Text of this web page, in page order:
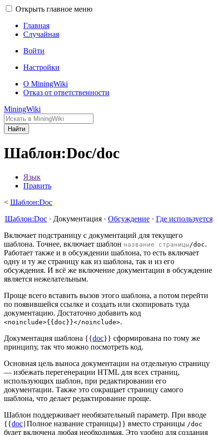
Открыть главное меню
Главная
Случайная
Войти
Настройки
О MiningWiki
Отказ от ответственности
MiningWiki
Найти
Шаблон:Doc/doc
Язык
Править
< Шаблон:Doc
Шаблон:Doc· Документация· Обсуждение· Где используется
Включает подстраницу с документаций для текущего
шаблона. Точнее, включает шаблон название страницы /doc.
Работает также и в обсуждении шаблона, то есть включает
одну и ту же страницу как из шаблона, так и из его
обсуждения. И всё же включение документации в обсуждение
является нежелательным.
Проще всего вставить вызов этого шаблона, а потом перейти
по появившейся ссылке и создать или скопировать туда
документацию. Достаточно добавить код
<noinclude>{{doc}}</noinclude>.
Документация шаблона {{doc}} сформирована по тому же
принципу, так что можно посмотреть код.
Основная цель выноса документации на отдельную страницу
— избежать перегенерации HTML для всех страниц,
использующих шаблон, при редактировании его
документации. Также это сокращает страницу самого
шаблона, что делает редактирование проще.
Шаблон поддерживает необязательный параметр. При вводе
{{doc Полное название страницы}} вместо страницы /doc
будет включена любая необходимая. Это удобно для создания